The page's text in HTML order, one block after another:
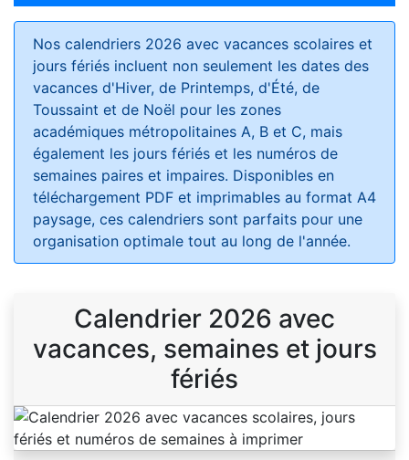
Nos calendriers 2026 avec vacances scolaires et
jours fériés incluent non seulement les dates des
vacances d'Hiver, de Printemps, d'Été, de
Toussaint et de Noël pour les zones
académiques métropolitaines A, B et C, mais
également les jours fériés et les numéros de
semaines paires et impaires. Disponibles en
téléchargement PDF et imprimables au format A4
paysage, ces calendriers sont parfaits pour une
organisation optimale tout au long de l'année.
Calendrier 2026 avec
vacances, semaines et jours
fériés